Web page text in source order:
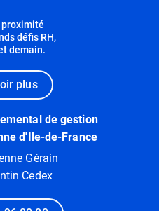
proximité
défis RH,
demain.
plus
de gestion
d'Ile-de-France
Gérain
Cedex